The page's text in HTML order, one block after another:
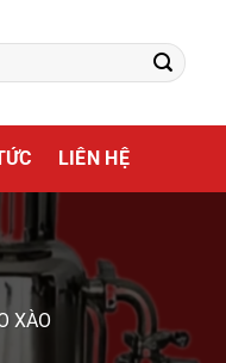
LIÊN HỆ
XÀO